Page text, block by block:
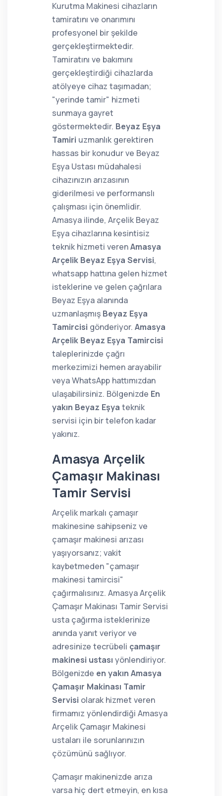
Kurutma Makinesi cihazların
tamiratını ve onarımını
profesyonel bir şekilde
gerçekleştirmektedir.
Tamiratını ve bakımını
gerçekleştirdiği cihazlarda
atölyeye cihaz taşımadan;
"yerinde tamir" hizmeti
sunmaya gayret
göstermektedir. Beyaz Eşya
Tamiri uzmanlık gerektiren
hassas bir konudur ve Beyaz
Eşya Ustası müdahalesi
cihazınızın arızasının
giderilmesi ve performanslı
çalışması için önemlidir.
Amasya ilinde, Arçelik Beyaz
Eşya cihazlarına kesintisiz
teknik hizmeti verenAmasya
Arçelik Beyaz Eşya Servisi,
whatsapp hattına gelen hizmet
isteklerine ve gelen çağrılara
Beyaz Eşya alanında
uzmanlaşmış Beyaz Eşya
Tamircisi gönderiyor. Amasya
Arçelik Beyaz Eşya Tamircisi
taleplerinizde çağrı
merkezimizi hemen arayabilir
veya WhatsApp hattımızdan
ulaşabilirsiniz. Bölgenizde En
yakın Beyaz Eşya teknik
servisi için bir telefon kadar
yakınız.
Amasya Arçelik
Çamaşır Makinası
Tamir Servisi
Arçelik markalı çamaşır
makinesine sahipseniz ve
çamaşır makinesi arızası
yaşıyorsanız; vakit
kaybetmeden "çamaşır
makinesi tamircisi"
çağırmalısınız. Amasya Arçelik
Çamaşır Makinası Tamir Servisi
usta çağırma isteklerinize
anında yanıt veriyor ve
adresinize tecrübeli çamaşır
makinesi ustası yönlendiriyor.
Bölgenizde en yakın Amasya
Çamaşır Makinası Tamir
Servisi olarak hizmet veren
firmamız yönlendirdiği Amasya
Arçelik Çamaşır Makinesi
ustaları ile sorunlarınızın
çözümünü sağlıyor.
Çamaşır makinenizde arıza
varsa hiç dert etmeyin, en kısa